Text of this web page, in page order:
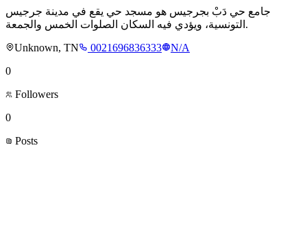
جامع حي دَبْ بجرجيس هو مسجد حي يقع في مدينة جرجيس
التونسية، ويؤدي فيه السكان الصلوات الخمس والجمعة.
Unknown, TN
0021696836333
N/A
0
Followers
0
Posts